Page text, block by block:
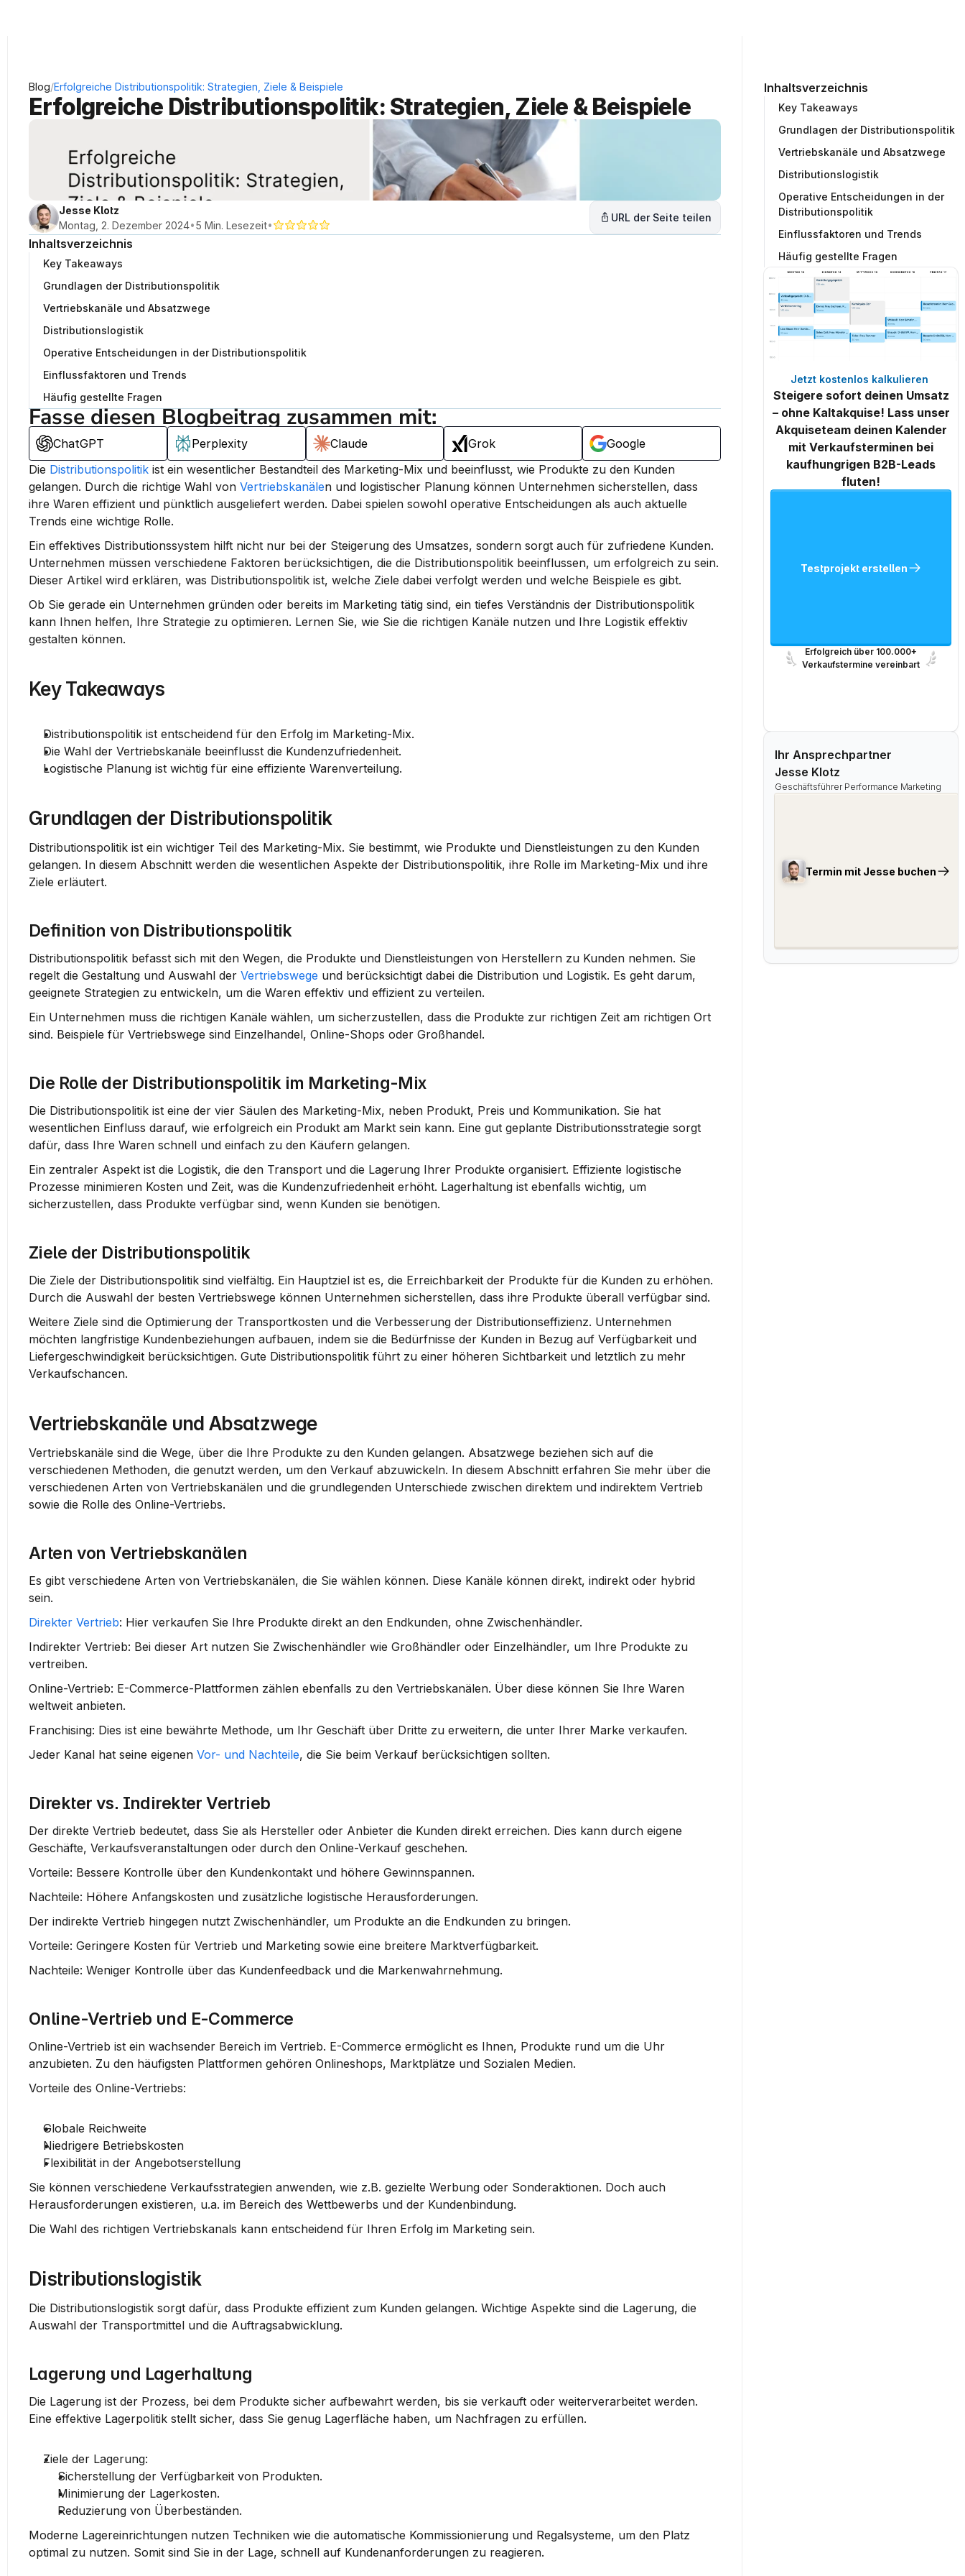
Inhaltsverzeichnis
Key Takeaways
Grundlagen der Distributionspolitik
Vertriebskanäle und Absatzwege
Distributionslogistik
Operative Entscheidungen in der
Distributionspolitik
Einflussfaktoren und Trends
Häufig gestellte Fragen
Jetzt kostenlos kalkulieren
Steigere sofort deinen Umsatz
– ohne Kaltakquise! Lass unser
Akquiseteam deinen Kalender
mit Verkaufsterminen bei
kaufhungrigen B2B-Leads
fluten!
Testprojekt erstellen
Erfolgreich über 100.000+
Verkaufstermine vereinbart
Ihr Ansprechpartner
Jesse Klotz
Geschäftsführer Performance Marketing
Termin mit Jesse buchen
Blog/Erfolgreiche Distributionspolitik: Strategien, Ziele & Beispiele
Erfolgreiche Distributionspolitik: Strategien, Ziele & Beispiele
Jesse Klotz
Montag, 2. Dezember 2024•5 Min. Lesezeit•
URL der Seite teilen
Inhaltsverzeichnis
Key Takeaways
Grundlagen der Distributionspolitik
Vertriebskanäle und Absatzwege
Distributionslogistik
Operative Entscheidungen in der Distributionspolitik
Einflussfaktoren und Trends
Häufig gestellte Fragen
Fasse diesen Blogbeitrag zusammen mit:
ChatGPT Perplexity Claude Grok
Google
Die Distributionspolitik ist ein wesentlicher Bestandteil des Marketing-Mix und beeinflusst, wie Produkte zu den Kunden
gelangen. Durch die richtige Wahl von Vertriebskanälen und logistischer Planung können Unternehmen sicherstellen, dass
ihre Waren effizient und pünktlich ausgeliefert werden. Dabei spielen sowohl operative Entscheidungen als auch aktuelle
Trends eine wichtige Rolle.
Ein effektives Distributionssystem hilft nicht nur bei der Steigerung des Umsatzes, sondern sorgt auch für zufriedene Kunden.
Unternehmen müssen verschiedene Faktoren berücksichtigen, die die Distributionspolitik beeinflussen, um erfolgreich zu sein.
Dieser Artikel wird erklären, was Distributionspolitik ist, welche Ziele dabei verfolgt werden und welche Beispiele es gibt.
Ob Sie gerade ein Unternehmen gründen oder bereits im Marketing tätig sind, ein tiefes Verständnis der Distributionspolitik
kann Ihnen helfen, Ihre Strategie zu optimieren. Lernen Sie, wie Sie die richtigen Kanäle nutzen und Ihre Logistik effektiv
gestalten können.
Key Takeaways
Distributionspolitik ist entscheidend für den Erfolg im Marketing-Mix.
Die Wahl der Vertriebskanäle beeinflusst die Kundenzufriedenheit.
Logistische Planung ist wichtig für eine effiziente Warenverteilung.
Grundlagen der Distributionspolitik
Distributionspolitik ist ein wichtiger Teil des Marketing-Mix. Sie bestimmt, wie Produkte und Dienstleistungen zu den Kunden
gelangen. In diesem Abschnitt werden die wesentlichen Aspekte der Distributionspolitik, ihre Rolle im Marketing-Mix und ihre
Ziele erläutert.
Definition von Distributionspolitik
Distributionspolitik befasst sich mit den Wegen, die Produkte und Dienstleistungen von Herstellern zu Kunden nehmen. Sie
regelt die Gestaltung und Auswahl der Vertriebswege und berücksichtigt dabei die Distribution und Logistik. Es geht darum,
geeignete Strategien zu entwickeln, um die Waren effektiv und effizient zu verteilen.
Ein Unternehmen muss die richtigen Kanäle wählen, um sicherzustellen, dass die Produkte zur richtigen Zeit am richtigen Ort
sind. Beispiele für Vertriebswege sind Einzelhandel, Online-Shops oder Großhandel.
Die Rolle der Distributionspolitik im Marketing-Mix
Die Distributionspolitik ist eine der vier Säulen des Marketing-Mix, neben Produkt, Preis und Kommunikation. Sie hat
wesentlichen Einfluss darauf, wie erfolgreich ein Produkt am Markt sein kann. Eine gut geplante Distributionsstrategie sorgt
dafür, dass Ihre Waren schnell und einfach zu den Käufern gelangen.
Ein zentraler Aspekt ist die Logistik, die den Transport und die Lagerung Ihrer Produkte organisiert. Effiziente logistische
Prozesse minimieren Kosten und Zeit, was die Kundenzufriedenheit erhöht. Lagerhaltung ist ebenfalls wichtig, um
sicherzustellen, dass Produkte verfügbar sind, wenn Kunden sie benötigen.
Ziele der Distributionspolitik
Die Ziele der Distributionspolitik sind vielfältig. Ein Hauptziel ist es, die Erreichbarkeit der Produkte für die Kunden zu erhöhen.
Durch die Auswahl der besten Vertriebswege können Unternehmen sicherstellen, dass ihre Produkte überall verfügbar sind.
Weitere Ziele sind die Optimierung der Transportkosten und die Verbesserung der Distributionseffizienz. Unternehmen
möchten langfristige Kundenbeziehungen aufbauen, indem sie die Bedürfnisse der Kunden in Bezug auf Verfügbarkeit und
Liefergeschwindigkeit berücksichtigen. Gute Distributionspolitik führt zu einer höheren Sichtbarkeit und letztlich zu mehr
Verkaufschancen.
Vertriebskanäle und Absatzwege
Vertriebskanäle sind die Wege, über die Ihre Produkte zu den Kunden gelangen. Absatzwege beziehen sich auf die
verschiedenen Methoden, die genutzt werden, um den Verkauf abzuwickeln. In diesem Abschnitt erfahren Sie mehr über die
verschiedenen Arten von Vertriebskanälen und die grundlegenden Unterschiede zwischen direktem und indirektem Vertrieb
sowie die Rolle des Online-Vertriebs.
Arten von Vertriebskanälen
Es gibt verschiedene Arten von Vertriebskanälen, die Sie wählen können. Diese Kanäle können direkt, indirekt oder hybrid
sein.
Direkter Vertrieb: Hier verkaufen Sie Ihre Produkte direkt an den Endkunden, ohne Zwischenhändler.
Indirekter Vertrieb: Bei dieser Art nutzen Sie Zwischenhändler wie Großhändler oder Einzelhändler, um Ihre Produkte zu
vertreiben.
Online-Vertrieb: E-Commerce-Plattformen zählen ebenfalls zu den Vertriebskanälen. Über diese können Sie Ihre Waren
weltweit anbieten.
Franchising: Dies ist eine bewährte Methode, um Ihr Geschäft über Dritte zu erweitern, die unter Ihrer Marke verkaufen.
Jeder Kanal hat seine eigenen Vor- und Nachteile, die Sie beim Verkauf berücksichtigen sollten.
Direkter vs. Indirekter Vertrieb
Der direkte Vertrieb bedeutet, dass Sie als Hersteller oder Anbieter die Kunden direkt erreichen. Dies kann durch eigene
Geschäfte, Verkaufsveranstaltungen oder durch den Online-Verkauf geschehen.
Vorteile: Bessere Kontrolle über den Kundenkontakt und höhere Gewinnspannen.
Nachteile: Höhere Anfangskosten und zusätzliche logistische Herausforderungen.
Der indirekte Vertrieb hingegen nutzt Zwischenhändler, um Produkte an die Endkunden zu bringen.
Vorteile: Geringere Kosten für Vertrieb und Marketing sowie eine breitere Marktverfügbarkeit.
Nachteile: Weniger Kontrolle über das Kundenfeedback und die Markenwahrnehmung.
Online-Vertrieb und E-Commerce
Online-Vertrieb ist ein wachsender Bereich im Vertrieb. E-Commerce ermöglicht es Ihnen, Produkte rund um die Uhr
anzubieten. Zu den häufigsten Plattformen gehören Onlineshops, Marktplätze und Sozialen Medien.
Vorteile des Online-Vertriebs:
Globale Reichweite
Niedrigere Betriebskosten
Flexibilität in der Angebotserstellung
Sie können verschiedene Verkaufsstrategien anwenden, wie z.B. gezielte Werbung oder Sonderaktionen. Doch auch
Herausforderungen existieren, u.a. im Bereich des Wettbewerbs und der Kundenbindung.
Die Wahl des richtigen Vertriebskanals kann entscheidend für Ihren Erfolg im Marketing sein.
Distributionslogistik
Die Distributionslogistik sorgt dafür, dass Produkte effizient zum Kunden gelangen. Wichtige Aspekte sind die Lagerung, die
Auswahl der Transportmittel und die Auftragsabwicklung.
Lagerung und Lagerhaltung
Die Lagerung ist der Prozess, bei dem Produkte sicher aufbewahrt werden, bis sie verkauft oder weiterverarbeitet werden.
Eine effektive Lagerpolitik stellt sicher, dass Sie genug Lagerfläche haben, um Nachfragen zu erfüllen.
Ziele der Lagerung:
Sicherstellung der Verfügbarkeit von Produkten.
Minimierung der Lagerkosten.
Reduzierung von Überbeständen.
Moderne Lagereinrichtungen nutzen Techniken wie die automatische Kommissionierung und Regalsysteme, um den Platz
optimal zu nutzen. Somit sind Sie in der Lage, schnell auf Kundenanforderungen zu reagieren.